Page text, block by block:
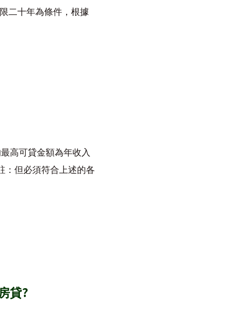
二十年為條件，根據
高可貸金額為年收入
：但必須符合上述的各
貸?